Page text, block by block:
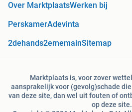
Over MarktplaatsWerken bij
PerskamerAdevinta
2dehands2ememainSitemap
Marktplaats is, voor zover
aansprakelijk voor (gevolg)schade
van deze site, dan wel uit fouten of
op deze site.